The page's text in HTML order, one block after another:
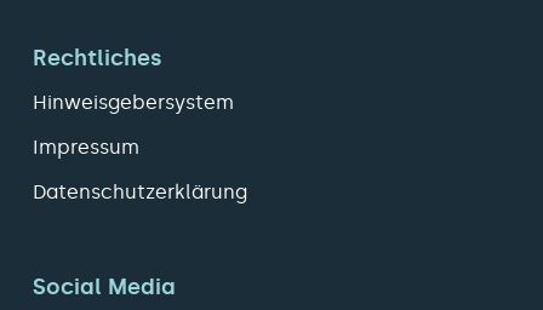
Rechtliches
Hinweisgebersystem
Impressum
Datenschutzerklärung
Social Media